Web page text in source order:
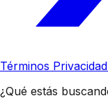
Términos Privacidad
¿Qué estás